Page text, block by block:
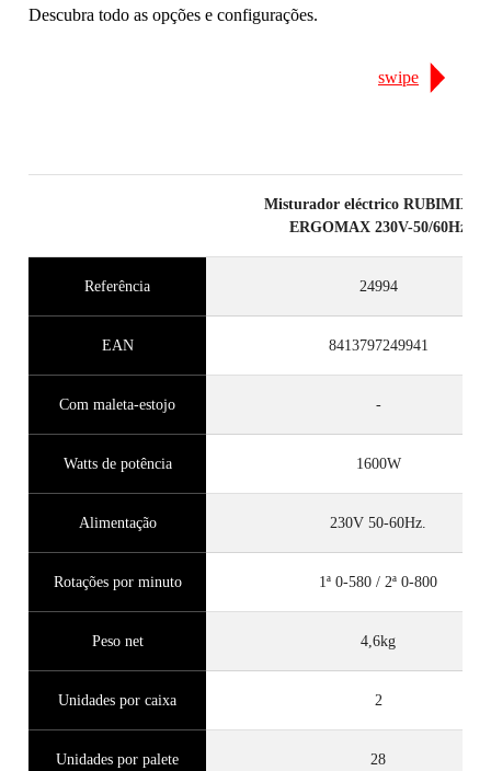
Descubra todo as opções e configurações.
swipe
Misturador eléctrico RUBIMIX-16
ERGOMAX 230V-50/60Hz
Referência 24994
EAN 8413797249941
Com maleta-estojo -
Watts de potência 1600W
Alimentação 230V 50-60Hz.
Rotações por minuto 1ª 0-580 / 2ª 0-800
Peso net 4,6kg
Unidades por caixa 2
Unidades por palete 28